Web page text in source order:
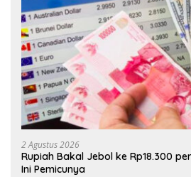
2 Agustus 2026
Rupiah Bakal Jebol ke Rp18.300
Ini Pemicunya